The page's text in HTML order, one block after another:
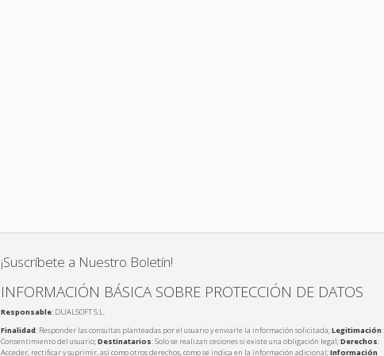
¡Suscríbete a Nuestro Boletín!
INFORMACIÓN BÁSICA SOBRE PROTECCIÓN DE DATOS
Responsable: DUALSOFT S.L.
Finalidad: Responder las consultas planteadas por el usuario y enviarle la información solicitada;Legitimación:
Consentimiento del usuario;Destinatarios: Solo se realizan cesiones si existe una obligación legal;Derechos:
Acceder, rectificar y suprimir, así como otros derechos, como se indica en la información adicional;Información